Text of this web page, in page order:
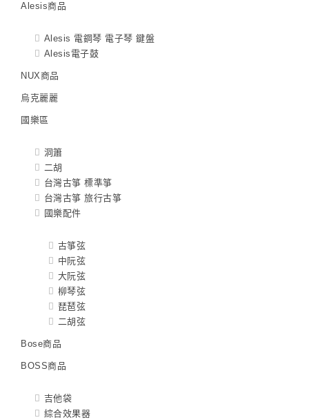
Alesis商品
Alesis 電鋼琴 電子琴 鍵盤
Alesis電子鼓
NUX商品
烏克麗麗
國樂區
洞簫
二胡
台灣古箏 標準箏
台灣古箏 旅行古箏
國樂配件
古箏弦
中阮弦
大阮弦
柳琴弦
琵琶弦
二胡弦
Bose商品
BOSS商品
吉他袋
綜合效果器